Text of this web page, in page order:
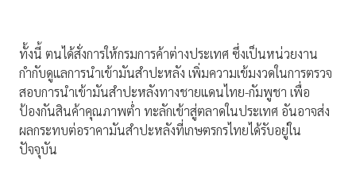
ทั้งนี้ ตนได้สั่งการให้กรมการค้าต่างประเทศ ซึ่งเป็นหน่วยงาน
กำกับดูแลการนำเข้ามันสำปะหลัง เพิ่มความเข้มงวดในการตรวจ
สอบการนำเข้ามันสำปะหลังทางชายแดนไทย-กัมพูชา เพื่อ
ป้องกันสินค้าคุณภาพต่ำ ทะลักเข้าสู่ตลาดในประเทศ อันอาจส่ง
ผลกระทบต่อราคามันสำปะหลังที่เกษตรกรไทยได้รับอยู่ใน
ปัจจุบัน